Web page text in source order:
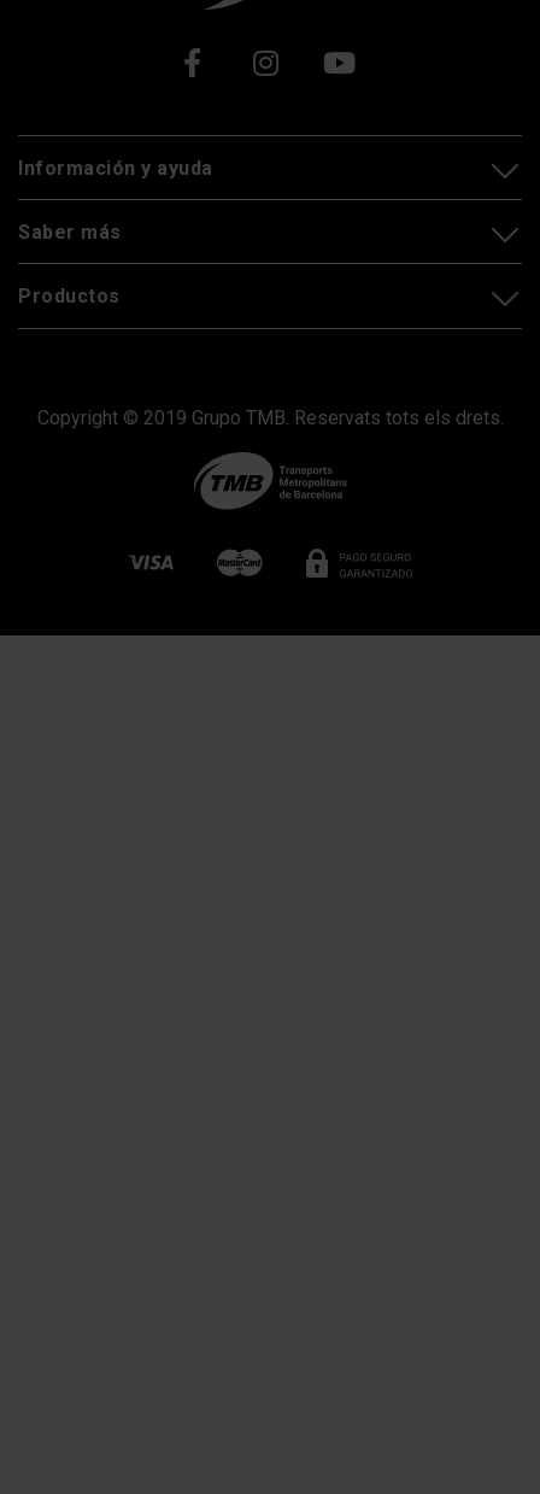
menú de la parte inferior de la web.Xarxes socials
Información y ayuda
Saber más
Productos
Copyright © 2019 Grupo TMB. Reservats tots els drets.